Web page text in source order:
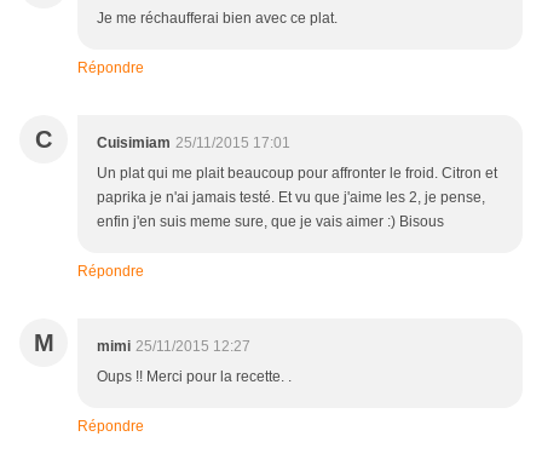
Je me réchaufferai bien avec ce plat.
Répondre
C Cuisimiam 25/11/2015 17:01
Un plat qui me plait beaucoup pour affronter le froid. Citron et
paprika je n'ai jamais testé. Et vu que j'aime les 2, je pense,
enfin j'en suis meme sure, que je vais aimer :) Bisous
Répondre
M mimi 25/11/2015 12:27
Oups !! Merci pour la recette. .
Répondre